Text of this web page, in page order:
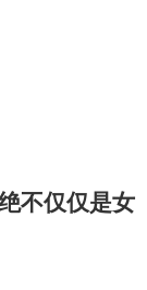
不仅仅是女